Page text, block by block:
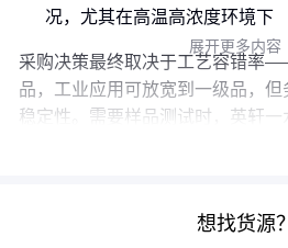
况，尤其在高温高浓度环境下
采购决策最终取决于工艺容错率
品，工业应用可放宽到一级品，
稳定性。需要样品测试时， 英轩一
展开更多内容
想找货源？